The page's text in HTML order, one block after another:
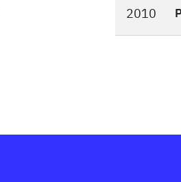
2010